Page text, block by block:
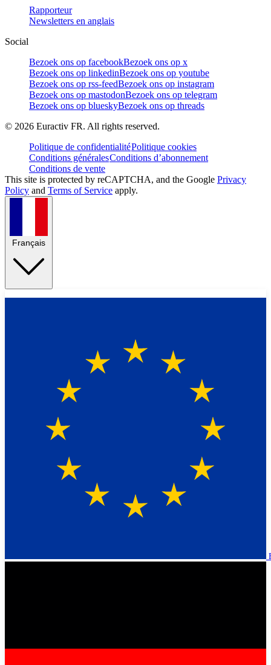
Rapporteur
Newsletters en anglais
Social
Bezoek ons op facebookBezoek ons op x
Bezoek ons op linkedinBezoek ons op youtube
Bezoek ons op rss-feedBezoek ons op instagram
Bezoek ons op mastodonBezoek ons op telegram
Bezoek ons op blueskyBezoek ons op threads
© 2026 Euractiv FR. All rights reserved.
Politique de confidentialitéPolitique cookies
Conditions généralesConditions d’abonnement
Conditions de vente
This site is protected by reCAPTCHA, and the Google Privacy
Policy and Terms of Service apply.
Français